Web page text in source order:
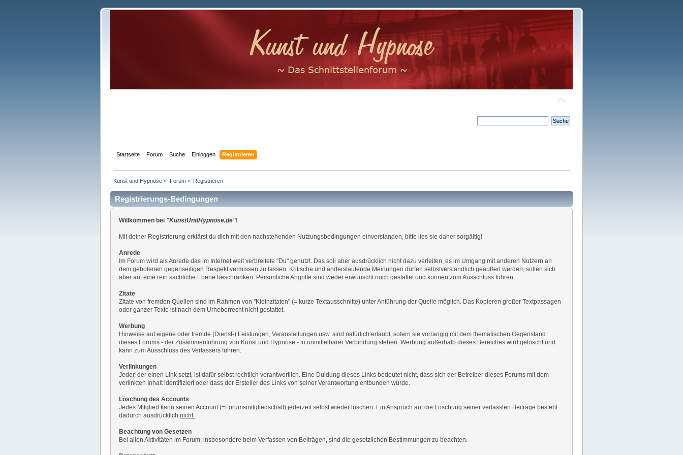
Startseite Forum Suche Einloggen Registrieren
Kunst und Hypnose » Forum» Registrieren
Registrierungs-Bedingungen
Willkommen bei "KunstUndHypnose.de"!
Mit deiner Registrierung erklärst du dich mit den nachstehenden Nutzungsbedingungen einverstanden, bitte lies sie daher sorgältig!
Anrede
Im Forum wird als Anrede das im Internet weit verbreitete "Du" genutzt. Das soll aber ausdrücklich nicht dazu verleiten, es im Umgang mit anderen Nutzern an
dem gebotenen gegenseitigen Respekt vermissen zu lassen. Kritische und anderslautende Meinungen dürfen selbstverständlich geäußert werden, sollen sich
aber auf eine rein sachliche Ebene beschränken. Persönliche Angriffe sind weder erwünscht noch gestattet und können zum Ausschluss führen.
Zitate
Zitate von fremden Quellen sind im Rahmen von "Kleinzitaten" (= kurze Textausschnitte) unter Anführung der Quelle möglich. Das Kopieren großer Textpassagen
oder ganzer Texte ist nach dem Urheberrecht nicht gestattet.
Werbung
Hinweise auf eigene oder fremde (Dienst-) Leistungen, Veranstaltungen usw. sind natürlich erlaubt, sofern sie vorrangig mit dem thematischen Gegenstand
dieses Forums - der Zusammenführung von Kunst und Hypnose - in unmittelbarer Verbindung stehen. Werbung außerhalb dieses Bereiches wird gelöscht und
kann zum Ausschluss des Verfassers führen.
Verlinkungen
Jeder, der einen Link setzt, ist dafür selbst rechtlich verantwortlich. Eine Duldung dieses Links bedeutet nicht, dass sich der Betreiber dieses Forums mit dem
verlinkten Inhalt identifiziert oder dass der Ersteller des Links von seiner Verantwortung entbunden würde.
Löschung des Accounts
Jedes Mitglied kann seinen Account (=Forumsmitgliedschaft) jederzeit selbst wieder löschen. Ein Anspruch auf die Löschung seiner verfassten Beiträge besteht
dadurch ausdrücklichnicht.
Beachtung von Gesetzen
Bei allen Aktivitäten im Forum, insbesondere beim Verfassen von Beiträgen, sind die gesetzlichen Bestimmungen zu beachten.